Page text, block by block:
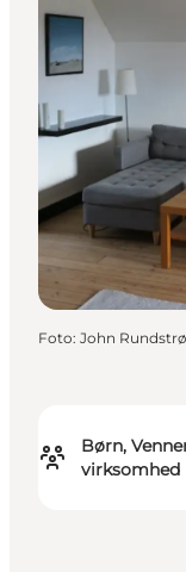
Børn,
virksomhed
Foto: John